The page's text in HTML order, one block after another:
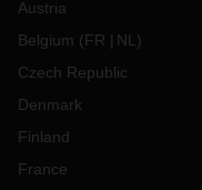
Austria
Belgium (FR NL )
Czech Republic
Denmark
Finland
France